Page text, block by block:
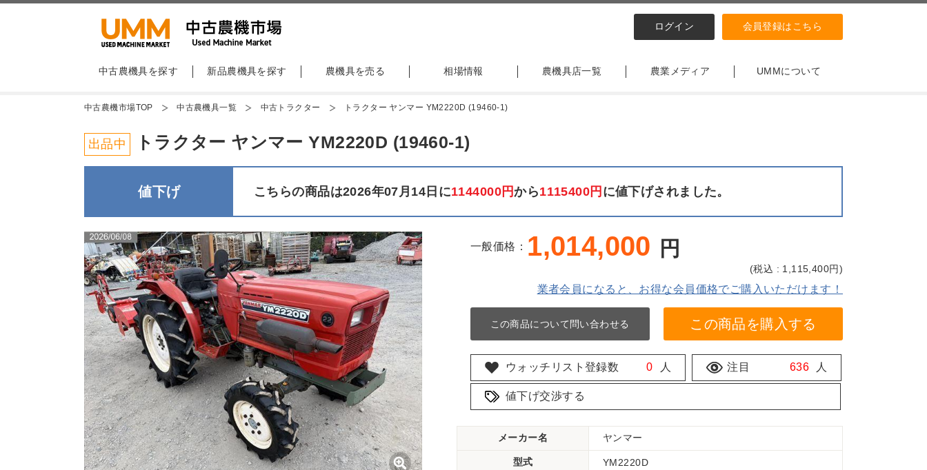
ログイン 会員登録はこちら
中古農機具を探す 新品農機具を探す 農機具を売る 相場情報 農機具店一覧 農業メディア UMMについて
中古農機市場TOP 中古農機具一覧 中古トラクター トラクター ヤンマー YM2220D (19460-1)
出品中 トラクター ヤンマー YM2220D (19460-1)
値下げ こちらの商品は2026年07月14日に1144000円から1115400円 に値下げされました。
一般価格： 1,014,000 円
(税込 : 1,115,400円)
業者会員になると、お得な会員価格でご購入いただけます！
この商品について問い合わせる この商品を購入する
ウォッチリスト登録数 0 人 注目 636 人
値下げ交渉する
メーカー名 ヤンマー
型式 YM2220D